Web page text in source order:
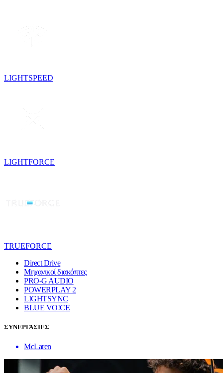
LIGHTSPEED
LIGHTFORCE
TRUEFORCE
Direct Drive
Μηχανικοί διακόπτες
PRO-G AUDIO
POWERPLAY 2
LIGHTSYNC
BLUE VO!CE
ΣΥΝΕΡΓΑΣΙΕΣ
McLaren